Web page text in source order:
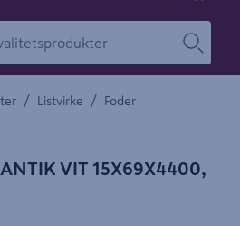
/ Listvirke / Foder
ANTIK VIT 15X69X4400,